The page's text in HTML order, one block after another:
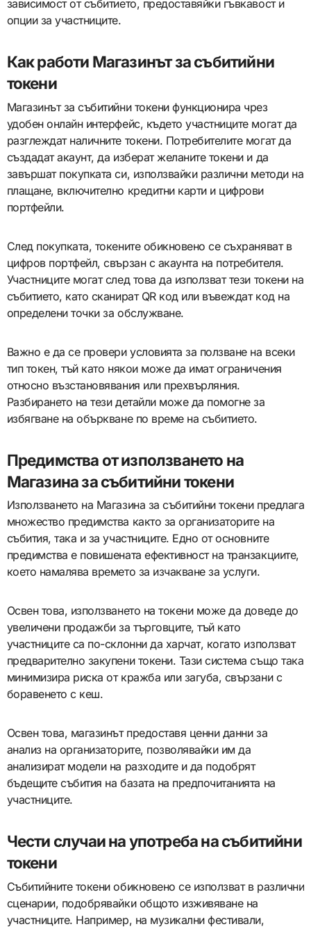
зависимост от събитието, предоставяйки гъвкавост и
опции за участниците.
Как работи Магазинът за събитийни
токени
Магазинът за събитийни токени функционира чрез
удобен онлайн интерфейс, където участниците могат да
разглеждат наличните токени. Потребителите могат да
създадат акаунт, да изберат желаните токени и да
завършат покупката си, използвайки различни методи на
плащане, включително кредитни карти и цифрови
портфейли.
След покупката, токените обикновено се съхраняват в
цифров портфейл, свързан с акаунта на потребителя.
Участниците могат след това да използват тези токени на
събитието, като сканират QR код или въвеждат код на
определени точки за обслужване.
Важно е да се провери условията за ползване на всеки
тип токен, тъй като някои може да имат ограничения
относно възстановявания или прехвърляния.
Разбирането на тези детайли може да помогне за
избягване на объркване по време на събитието.
Предимства от използването на
Магазина за събитийни токени
Използването на Магазина за събитийни токени предлага
множество предимства както за организаторите на
събития, така и за участниците. Едно от основните
предимства е повишената ефективност на транзакциите,
което намалява времето за изчакване за услуги.
Освен това, използването на токени може да доведе до
увеличени продажби за търговците, тъй като
участниците са по-склонни да харчат, когато използват
предварително закупени токени. Тази система също така
минимизира риска от кражба или загуба, свързани с
боравенето с кеш.
Освен това, магазинът предоставя ценни данни за
анализ на организаторите, позволявайки им да
анализират модели на разходите и да подобрят
бъдещите събития на базата на предпочитанията на
участниците.
Чести случаи на употреба на събитийни
токени
Събитийните токени обикновено се използват в различни
сценарии, подобрявайки общото изживяване на
участниците. Например, на музикални фестивали,